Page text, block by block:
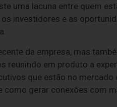
uma lacuna entre quem
investidores e as
da empresa, mas
reunindo em produto a
que estão no mercado
gerar conexões com